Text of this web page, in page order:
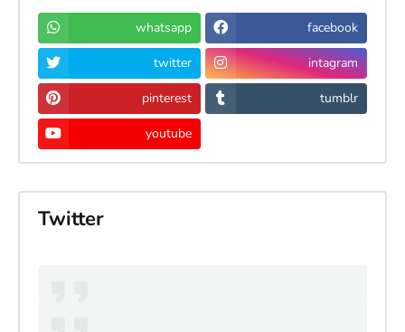
whatsapp facebook
twitter intagram
pinterest tumblr
youtube
Twitter